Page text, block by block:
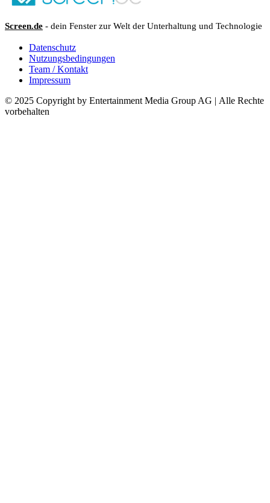
Screen.de - dein Fenster zur Welt der Unterhaltung und Technologie
Datenschutz
Nutzungsbedingungen
Team / Kontakt
Impressum
© 2025 Copyright by Entertainment Media Group AG | Alle Rechte
vorbehalten